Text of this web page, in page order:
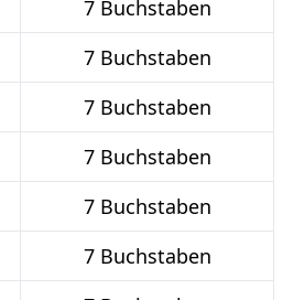
7 Buchstaben
7 Buchstaben
7 Buchstaben
7 Buchstaben
7 Buchstaben
7 Buchstaben